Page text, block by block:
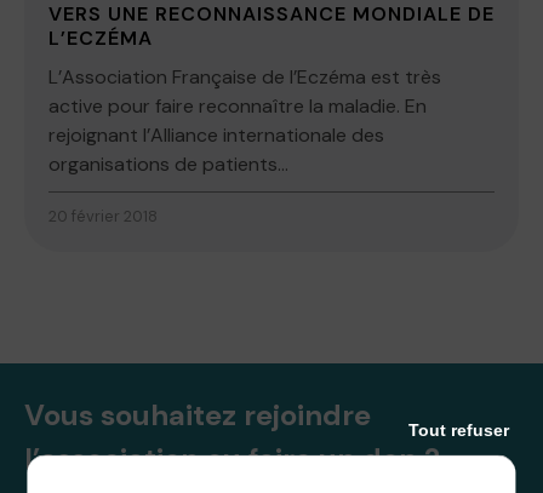
VERS UNE RECONNAISSANCE MONDIALE DE
L’ECZÉMA
L’Association Française de l’Eczéma est très
active pour faire reconnaître la maladie. En
rejoignant l’Alliance internationale des
organisations de patients...
20 février 2018
Vous souhaitez rejoindre
l’association ou faire un don ?
Tout refuser